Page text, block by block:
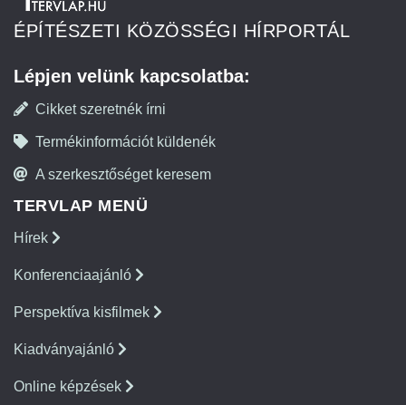
ÉPÍTÉSZETI KÖZÖSSÉGI HÍRPORTÁL
Lépjen velünk kapcsolatba:
Cikket szeretnék írni
Termékinformációt küldenék
A szerkesztőséget keresem
TERVLAP MENÜ
Hírek
Konferenciaajánló
Perspektíva kisfilmek
Kiadványajánló
Online képzések